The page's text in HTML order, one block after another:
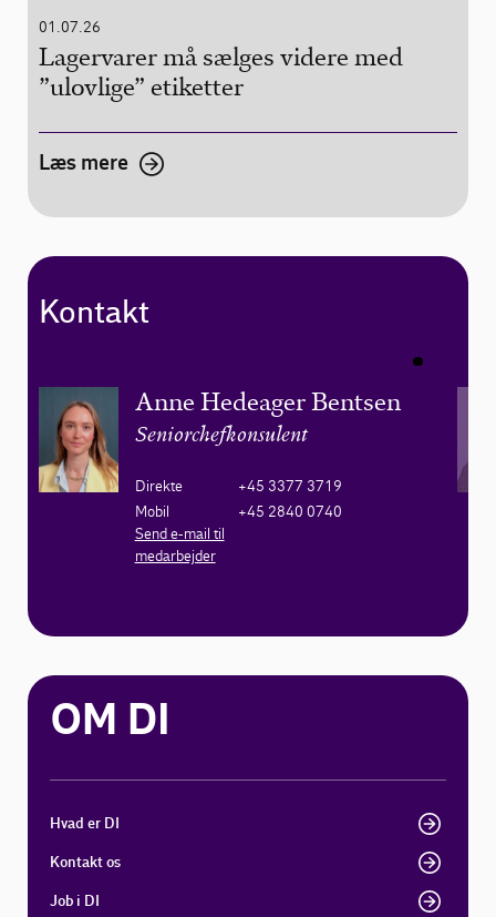
01.07.26
Lagervarer må sælges videre med
”ulovlige” etiketter
Læs mere
Kontakt
Anne Hedeager Bentsen
Seniorchefkonsulent
Direkte
+45 3377 3719
Mobil
+45 2840 0740
Send e-mail til
medarbejder
OM DI
Hvad er DI
Kontakt os
Job i DI